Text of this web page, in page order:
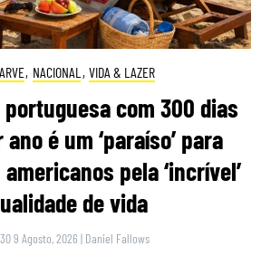
, NACIONAL , VIDA & LAZER
com 300 dias
é um ‘paraíso’ para
pela ‘incrível’
de vida
9 Agosto, 2026 | Daniel Fallows